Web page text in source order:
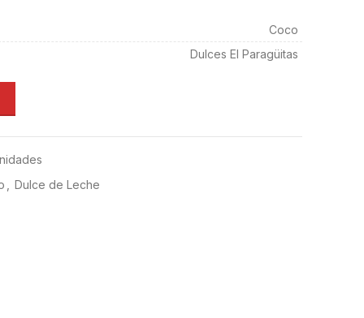
Coco
Dulces El Paragüitas
Dulce de Leche